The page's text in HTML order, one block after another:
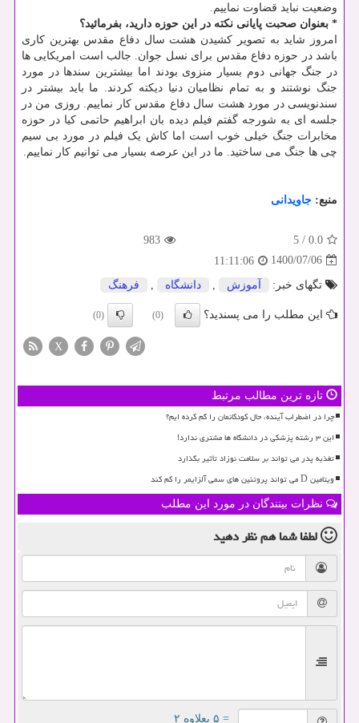
وضعیت نباید قضاوت نماییم.
* بعنوان صحبت پایانی نکته در این حوزه دارید، بفرمائید؟
امروز شاید به تصویر کشیدن هشت سال دفاع مقدس بهترین کاری
باشد در حوزه دفاع مقدس برای نسل جوان. جالب است امریکایی ها
در جنگ جهانی دوم بسیار منزوی بودند اما بیشترین سندها در مورد
جنگ نوشتند و به تمام نظامیان دنیا دیکته کردند. ما باید بیشتر در
سندنویسی در مورد هشت سال دفاع مقدس کار نماییم. روزی من در
جلسه ای به شورجه گفتم فیلم دیده بان ابراهیم حاتمی کیا در حوزه
مخابرات جنگ خیلی خوب است اما کاش یک فیلم در مورد بی سیم
چی ها جنگ می ساختید. ما در این عرصه بسیار می توانیم کار نماییم.
منبع: جاویدانی
0.0
/
5
983
1400/07/06
11:11:06
تگهای خبر:
آموزش دانشگاه فرهنگ
این مطلب را می پسندید؟ (0)
(0)
X
تازه ترین مطالب مرتبط
چرا در اضطراب آینده، حال کودکانمان را گم کرده ایم؟
این ۳ رشته پزشکی در دانشگاه ها مشتری ندارد!
تغذیه پدر می تواند بر سلامت نوزاد تأثیر بگذارد
ویتامین D می تواند پروتئین های سمی آلزایمر را کم کند
نظرات بینندگان در مورد این مطلب
لطفا شما همنظر دهید
= ۵ بعلاوه ۲